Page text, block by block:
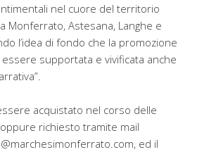
nel cuore del territorio
Monferrato, Astesana, Langhe e
l’idea di fondo che Ia promozione
supportata e vivificata anche
acquistato nel corso delle
richiesto tramite mail
ed il